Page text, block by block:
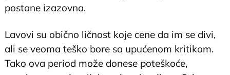
postane izazovna.
Lavovi su obično ličnost koje cene da im se divi,
ali se veoma teško bore sa upućenom kritikom.
Tako ova period može donese poteškoće,